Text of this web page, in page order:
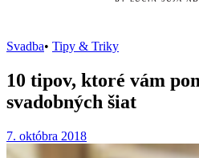
Svadba• Tipy & Triky
10 tipov, ktoré vám
svadobných šiat
7. októbra 2018